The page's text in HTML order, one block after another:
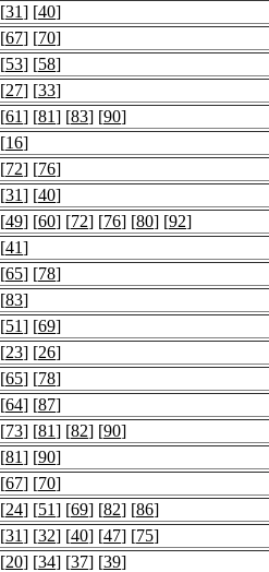
[31] [40]
[67] [70]
[53] [58]
[27] [33]
[61] [81] [83] [90]
[16]
[72] [76]
[31] [40]
[49] [60] [72] [76] [80] [92]
[41]
[65] [78]
[83]
[51] [69]
[23] [26]
[65] [78]
[64] [87]
[73] [81] [82] [90]
[81] [90]
[67] [70]
[24] [51] [69] [82] [86]
[31] [32] [40] [47] [75]
[20] [34] [37] [39]